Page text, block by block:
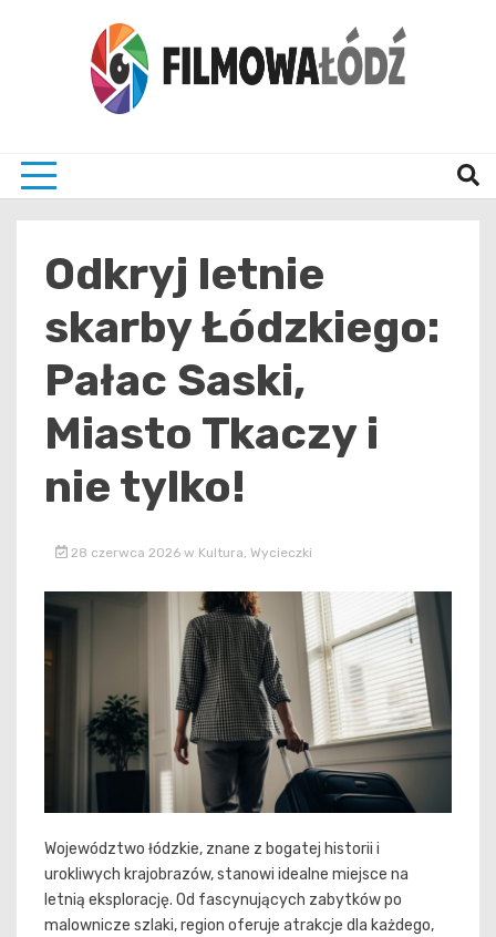
Odkryj letnie
skarby Łódzkiego:
Pałac Saski,
Miasto Tkaczy i
nie tylko!
28 czerwca 2026 w Kultura Wycieczki
Województwo łódzkie, znane z bogatej historii i
urokliwych krajobrazów, stanowi idealne miejsce na
letnią eksplorację. Od fascynujących zabytków po
malownicze szlaki, region oferuje atrakcje dla każdego,